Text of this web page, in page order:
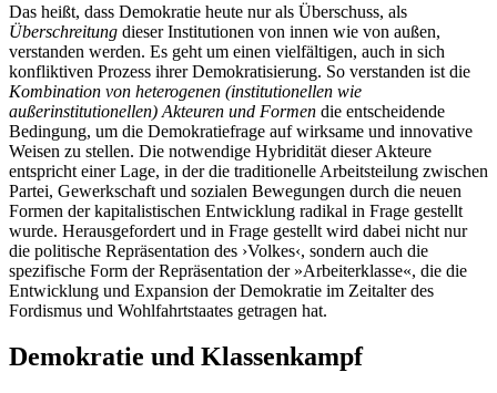
Das heißt, dass Demokratie heute nur als Überschuss, als
Überschreitung dieser Institutionen von innen wie von außen,
verstanden werden. Es geht um einen vielfältigen, auch in sich
konfliktiven Prozess ihrer Demokratisierung. So verstanden ist die
Kombination von heterogenen (institutionellen wie
außerinstitutionellen) Akteuren und Formen die entscheidende
Bedingung, um die Demokratiefrage auf wirksame und innovative
Weisen zu stellen. Die notwendige Hybridität dieser Akteure
entspricht einer Lage, in der die traditionelle Arbeitsteilung zwischen
Partei, Gewerkschaft und sozialen Bewegungen durch die neuen
Formen der kapitalistischen Entwicklung radikal in Frage gestellt
wurde. Herausgefordert und in Frage gestellt wird dabei nicht nur
die politische Repräsentation des ›Volkes‹, sondern auch die
spezifische Form der Repräsentation der »Arbeiterklasse«, die die
Entwicklung und Expansion der Demokratie im Zeitalter des
Fordismus und Wohlfahrtstaates getragen hat.
Demokratie und Klassenkampf